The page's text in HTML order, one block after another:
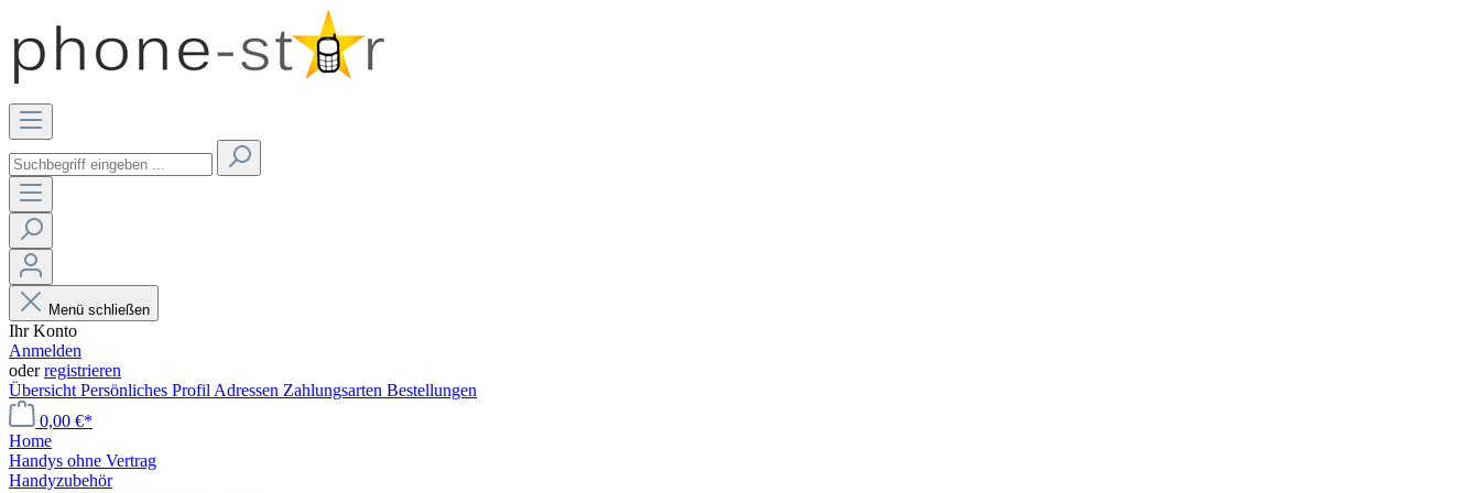
Menü schließen
Ihr Konto
Anmelden
oderregistrieren
Übersicht Persönliches Profil Adressen Zahlungsarten Bestellungen
0,00 €*
Home
Handys ohne Vertrag
Handyzubehör